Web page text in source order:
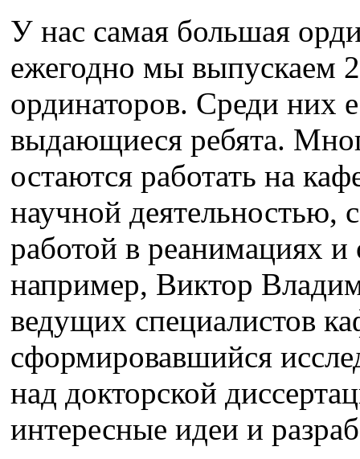
У нас самая большая
ежегодно мы выпускаем
ординаторов. Среди них
выдающиеся ребята.
остаются работать на
научной деятельностью,
работой в реанимациях
например, Виктор
ведущих специалистов
сформировавшийся
над докторской
интересные идеи и